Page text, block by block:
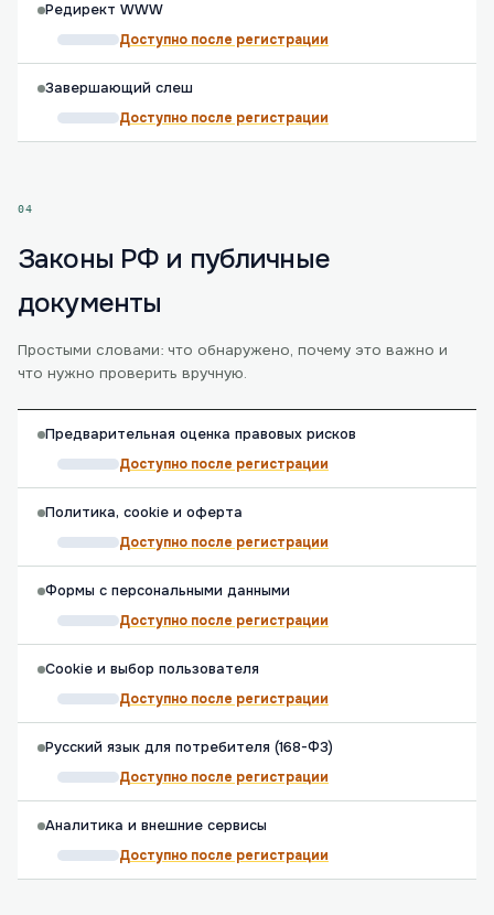
Редирект WWW
Доступно после регистрации
Завершающий слеш
Доступно после регистрации
04
Законы РФ и публичные
документы
Простыми словами: что обнаружено, почему это важно и
что нужно проверить вручную.
Предварительная оценка правовых рисков
Доступно после регистрации
Политика, cookie и оферта
Доступно после регистрации
Формы с персональными данными
Доступно после регистрации
Cookie и выбор пользователя
Доступно после регистрации
Русский язык для потребителя (168-ФЗ)
Доступно после регистрации
Аналитика и внешние сервисы
Доступно после регистрации